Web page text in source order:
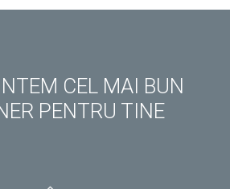
CEL MAI BUN
PENTRU TINE